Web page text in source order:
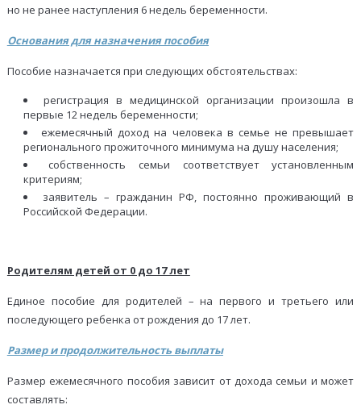
но не ранее наступления 6 недель беременности.
Основания для назначения пособия
Пособие назначается при следующих обстоятельствах:
регистрация в медицинской организации произошла в
первые 12 недель беременности;
ежемесячный доход на человека в семье не превышает
регионального прожиточного минимума на душу населения;
собственность семьи соответствует установленным
критериям;
заявитель – гражданин РФ, постоянно проживающий в
Российской Федерации.
Родителям детей от 0 до 17 лет
Единое пособие для родителей – на первого и третьего или
последующего ребенка от рождения до 17 лет.
Размер и продолжительность выплаты
Размер ежемесячного пособия зависит от дохода семьи и может
составлять: